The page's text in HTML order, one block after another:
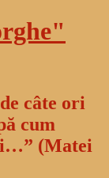
câte ori
cum
(Matei